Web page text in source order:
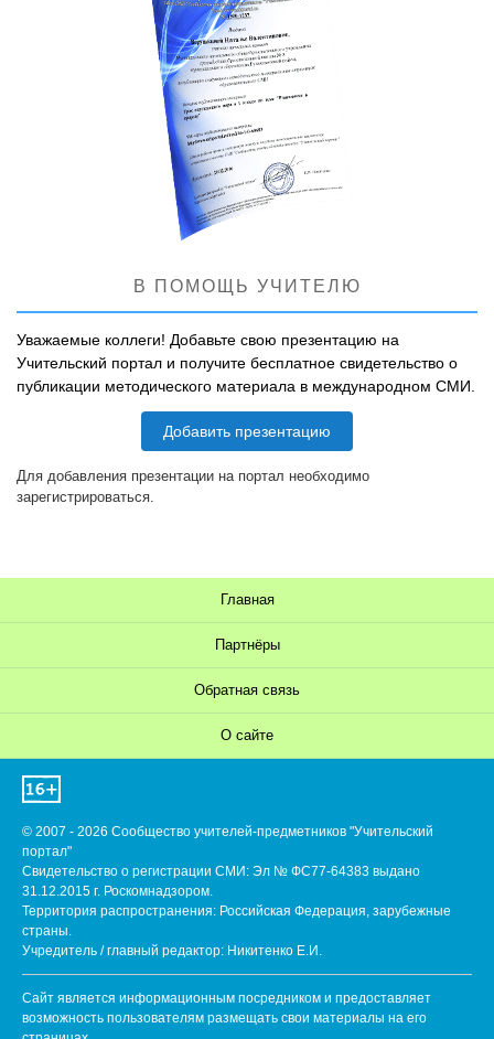
В ПОМОЩЬ УЧИТЕЛЮ
Уважаемые коллеги! Добавьте свою презентацию на
Учительский портал и получите бесплатное свидетельство о
публикации методического материала в международном СМИ.
Добавить презентацию
Для добавления презентации на портал необходимо
зарегистрироваться.
Главная
Партнёры
Обратная связь
О сайте
© 2007 - 2026 Сообщество учителей-предметников "Учительский
портал"
Свидетельство о регистрации СМИ: Эл № ФС77-64383 выдано
31.12.2015 г. Роскомнадзором.
Территория распространения: Российская Федерация, зарубежные
страны.
Учредитель / главный редактор: Никитенко Е.И.
Сайт является информационным посредником и предоставляет
возможность пользователям размещать свои материалы на его